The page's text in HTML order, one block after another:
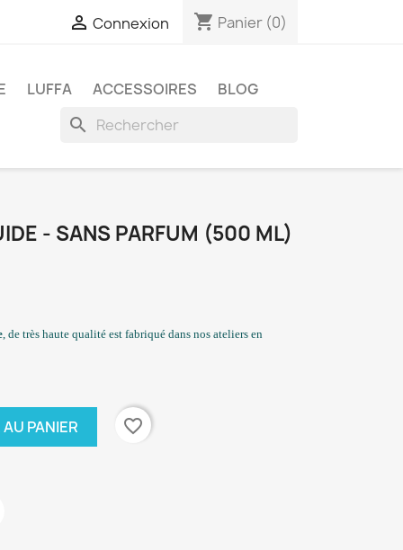
 Connexion shopping_cart Panier (0)
LUFFA ACCESSOIRES BLOG
search
- SANS PARFUM (500 ML)
, de très haute qualité est fabriqué dans nos ateliers en
PANIER favorite_border